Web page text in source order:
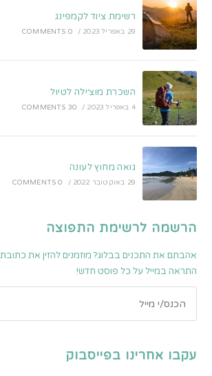
רשימת ציוד לקמפינג
29 באפריל 2023 /
0 COMMENTS
השכרת מוצ׳ילה לטיול
4 באפריל 2023 /
30 COMMENTS
גואה מחוץ לעונה
29 באוקטובר 2022 /
0 COMMENTS
הרשמה לרשימת התפוצה
אהבתם את התכנים בבלוג? מוזמנים להזין את
התראה במייל על כל פוסט חדש!
עקבו אחרינו בפייסבוק